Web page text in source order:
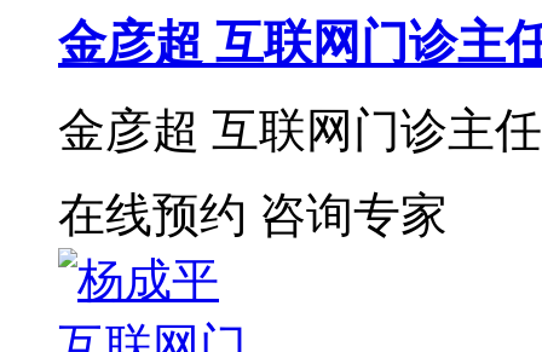
金彦超 互联网门诊主
金彦超 互联网门诊主
在线预约 咨询专家